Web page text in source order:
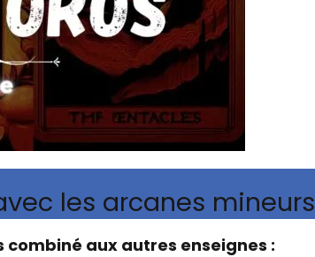
les arcanes mineurs
aux autres enseignes :